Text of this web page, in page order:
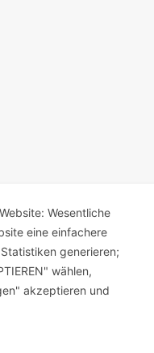
Wesentliche
eine einfachere
generieren;
wählen,
akzeptieren und